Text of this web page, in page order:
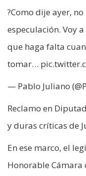
?Como dije ayer,
especulación. Voy
que haga falta
tomar…
— Pablo Juliano
Reclamo en
y duras críticas de
En ese marco, el
Honorable